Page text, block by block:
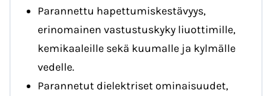
Parannettu hapettumiskestävyys,
erinomainen vastustuskyky liuottimille,
kemikaaleille sekä kuumalle ja kylmälle
vedelle.
Parannetut dielektriset ominaisuudet,